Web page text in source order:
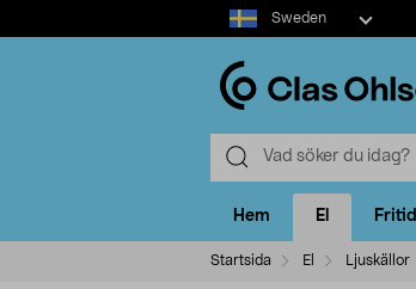
Select
market
Sweden
Hem El Fritid
Startsida El Ljuskällor